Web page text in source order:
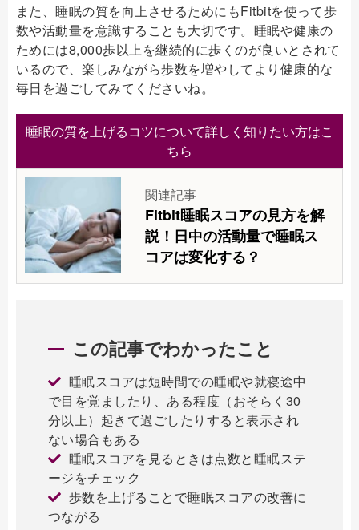
また、睡眠の質を向上させるためにもFitbitを使って歩
数や活動量を意識することも大切です。睡眠や健康の
ためには8,000歩以上を継続的に歩くのが良いとされて
いるので、楽しみながら歩数を増やしてより健康的な
毎日を過ごしてみてくださいね。
睡眠の質を上げるコツについて詳しく知りたい方はこ
ちら
関連記事
Fitbit睡眠スコアの見方を解
説！日中の活動量で睡眠ス
コアは変化する？
この記事でわかったこと
睡眠スコアは短時間での睡眠や就寝途中
で目を覚ましたり、ある程度（おそらく30
分以上）起きて過ごしたりすると表示され
ない場合もある
睡眠スコアを見るときは点数と睡眠ステ
ージをチェック
歩数を上げることで睡眠スコアの改善に
つながる